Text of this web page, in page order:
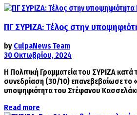
ΠΓ ΣΥΡΙΖΑ: Τέλος στην
by CulpaNews Team
30 Οκτωβρίου, 2024
Η Πολιτική Γραμματεία του ΣΥΡΙΖΑ κατά
συνεδρίαση (30/10) επανεβεβαίωσε το
υποψηφιότητα του Στέφανου
Read more